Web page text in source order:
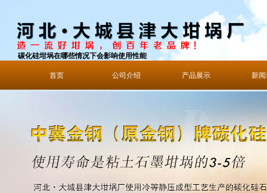
碳化硅坩埚在哪些情况下会影响使用性能
首页 公司介绍 产品展示 新